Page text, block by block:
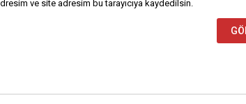
ve site adresim bu tarayıcıya kaydedilsin.